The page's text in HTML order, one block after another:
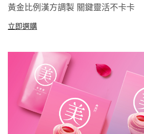
黃金比例漢方調製 關鍵靈活不卡卡
立即選購